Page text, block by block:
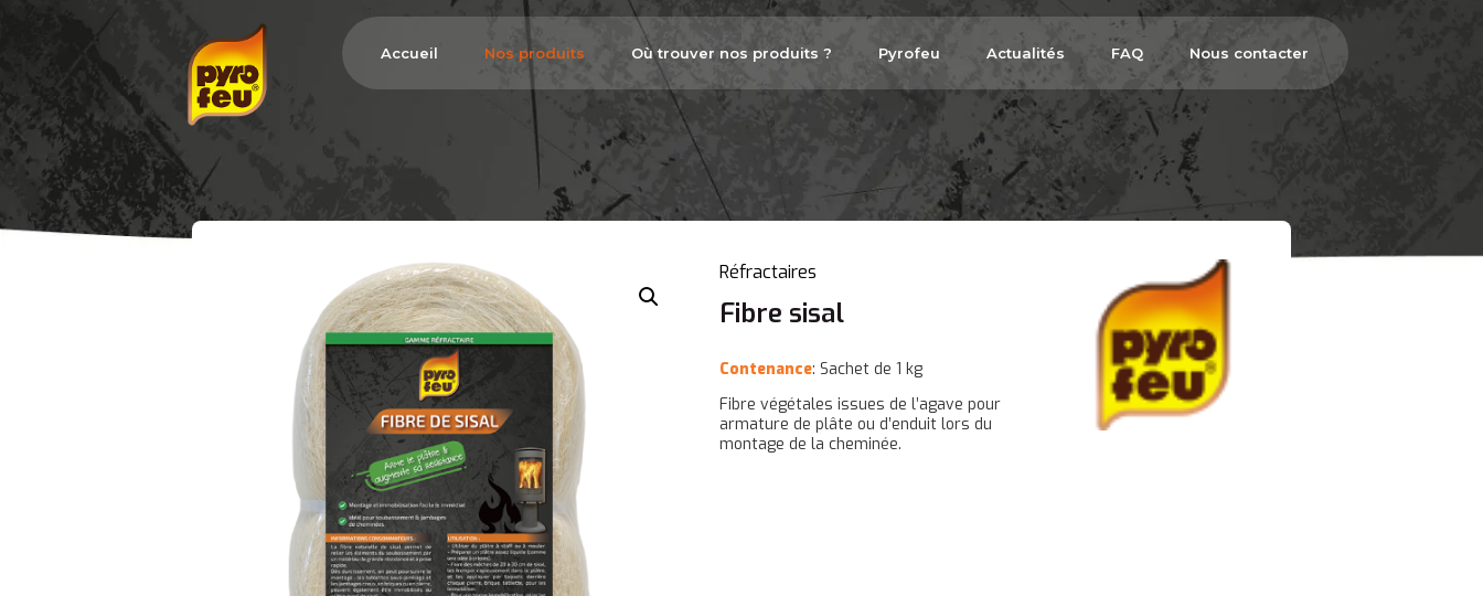
Accueil Nos produits Où trouver nos produits ? Pyrofeu Actualités FAQ Nous contacter
Réfractaires
Fibre sisal
Contenance: Sachet de 1 kg
Fibre végétales issues de l’agave pour
armature de plâte ou d’enduit lors du
montage de la cheminée.